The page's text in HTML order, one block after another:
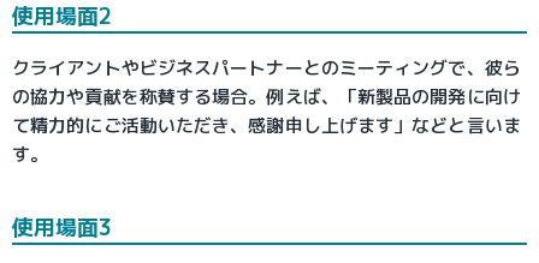
使用場面2
クライアントやビジネスパートナーとのミーティングで、彼ら
の協力や貢献を称賛する場合。例えば、「新製品の開発に向け
て精力的にご活動いただき、感謝申し上げます」などと言いま
す。
使用場面3